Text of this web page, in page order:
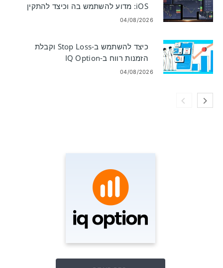
iOS: מדוע להשתמש בה וכיצד להתקין
04/08/2026
כיצד להשתמש ב-Stop Loss וקבלת
הזמנות רווח ב-IQ Option
04/08/2026